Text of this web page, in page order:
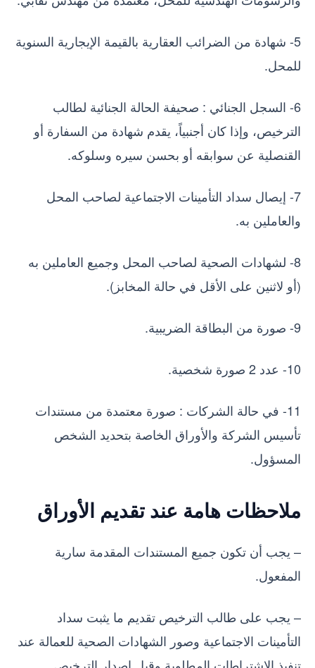
5- شهادة من الضرائب العقارية بالقيمة الإيجارية السنوية
للمحل.
6- السجل الجنائي : صحيفة الحالة الجنائية لطالب
الترخيص، وإذا كان أجنبياً، يقدم شهادة من السفارة أو
القنصلية عن سوابقه أو بحسن سيره وسلوكه.
7- إيصال سداد التأمينات الاجتماعية لصاحب المحل
والعاملين به.
8- لشهادات الصحية لصاحب المحل وجميع العاملين به
(أو لاثنين على الأقل في حالة المخابز).
9- صورة من البطاقة الضريبية.
10- عدد 2 صورة شخصية.
11- في حالة الشركات : صورة معتمدة من مستندات
تأسيس الشركة والأوراق الخاصة بتحديد الشخص
المسؤول.
ملاحظات هامة عند تقديم الأوراق
– يجب أن تكون جميع المستندات المقدمة سارية
المفعول.
– يجب على طالب الترخيص تقديم ما يثبت سداد
التأمينات الاجتماعية وصور الشهادات الصحية للعمالة عند
تنفيذ الاشتراطات المطلوبة وقبل إصدار الترخيص.